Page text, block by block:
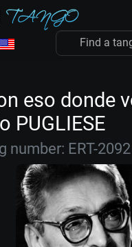
eso donde
PUGLIESE
number: ERT-2092